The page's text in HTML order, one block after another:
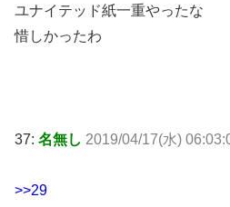
ユナイテッド紙一重やったな
惜しかったわ
37: 名無し 2019/04/17(水)
>>29